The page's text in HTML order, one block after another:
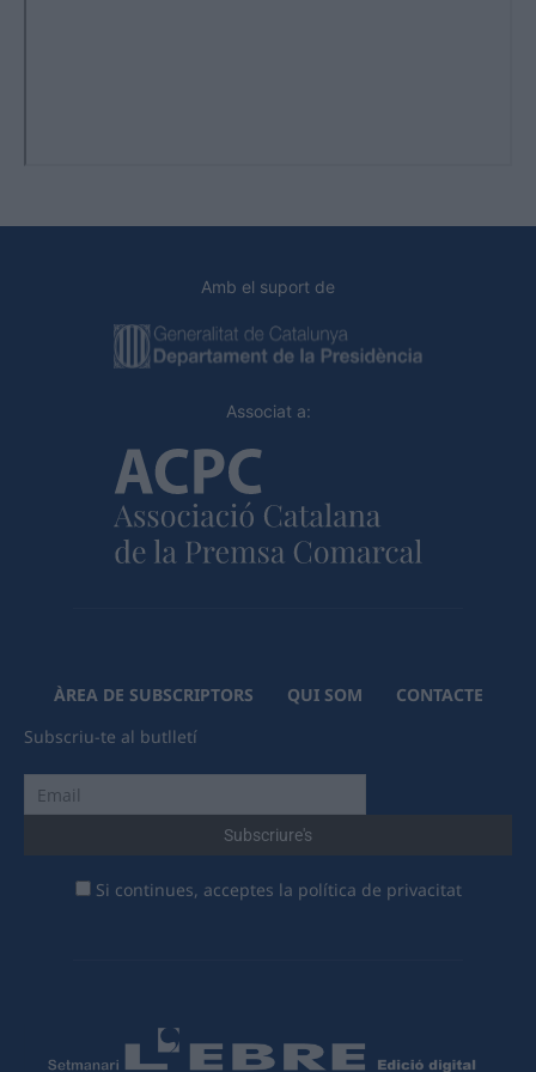
Amb el suport de
Associat a:
ÀREA DE SUBSCRIPTORS QUI SOM
CONTACTE
Subscriu-te al butlletí
Si continues, acceptes la política de privacitat